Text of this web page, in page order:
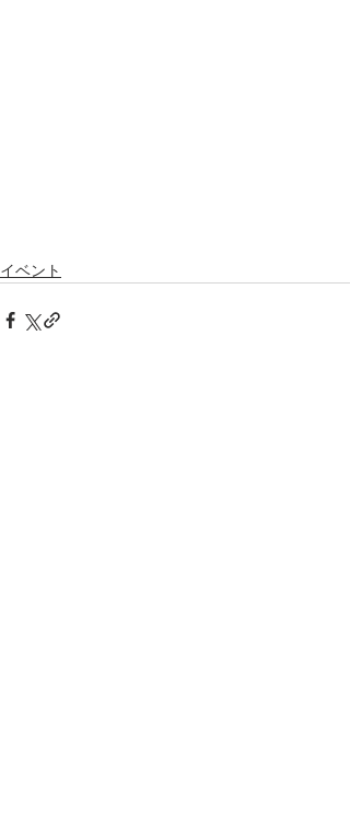
イベント